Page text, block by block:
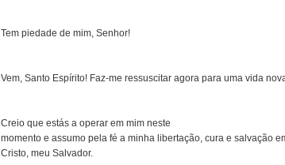
Tem piedade de mim, Senhor!
Vem, Santo Espírito! Faz-me ressuscitar agora para uma vida
Creio que estás a operar em mim neste
momento e assumo pela fé a minha libertação, cura e salvação
Cristo, meu Salvador.